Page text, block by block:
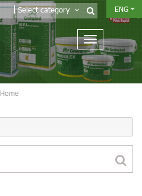
Select category ENG
Home